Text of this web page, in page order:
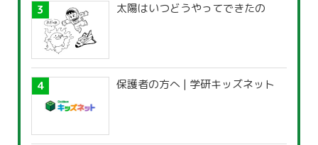
太陽はいつどうやってできたの
保護者の方へ | 学研キッズネット